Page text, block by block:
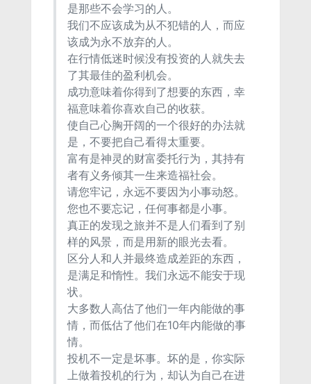
是那些不会学习的人。
我们不应该成为从不犯错的人，而应
该成为永不放弃的人。
在行情低迷时候没有投资的人就失去
了其最佳的盈利机会。
成功意味着你得到了想要的东西，幸
福意味着你喜欢自己的收获。
使自己心胸开阔的一个很好的办法就
是，不要把自己看得太重要。
富有是神灵的财富委托行为，其持有
者有义务倾其一生来造福社会。
请您牢记，永远不要因为小事动怒。
您也不要忘记，任何事都是小事。
真正的发现之旅并不是人们看到了别
样的风景，而是用新的眼光去看。
区分人和人并最终造成差距的东西，
是满足和惰性。我们永远不能安于现
状。
大多数人高估了他们一年内能做的事
情，而低估了他们在10年内能做的事
情。
投机不一定是坏事。坏的是，你实际
上做着投机的行为，却认为自己在进